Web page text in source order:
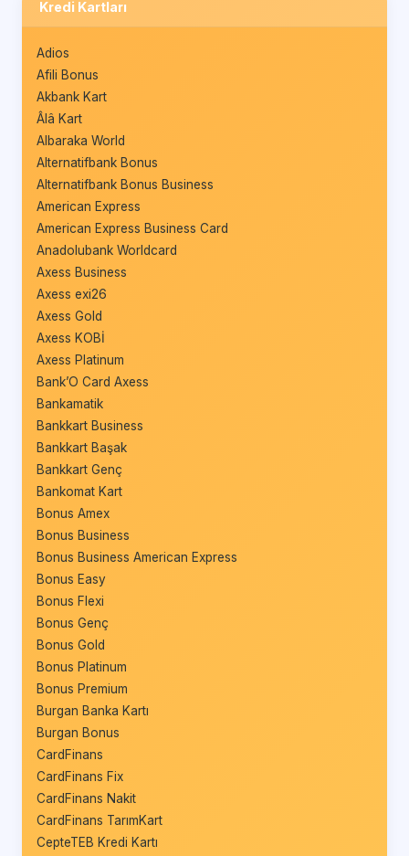
Kredi Kartları
Adios
Afili Bonus
Akbank Kart
Âlâ Kart
Albaraka World
Alternatifbank Bonus
Alternatifbank Bonus Business
American Express
American Express Business Card
Anadolubank Worldcard
Axess Business
Axess exi26
Axess Gold
Axess KOBİ
Axess Platinum
Bank’O Card Axess
Bankamatik
Bankkart Business
Bankkart Başak
Bankkart Genç
Bankomat Kart
Bonus Amex
Bonus Business
Bonus Business American Express
Bonus Easy
Bonus Flexi
Bonus Genç
Bonus Gold
Bonus Platinum
Bonus Premium
Burgan Banka Kartı
Burgan Bonus
CardFinans
CardFinans Fix
CardFinans Nakit
CardFinans TarımKart
CepteTEB Kredi Kartı